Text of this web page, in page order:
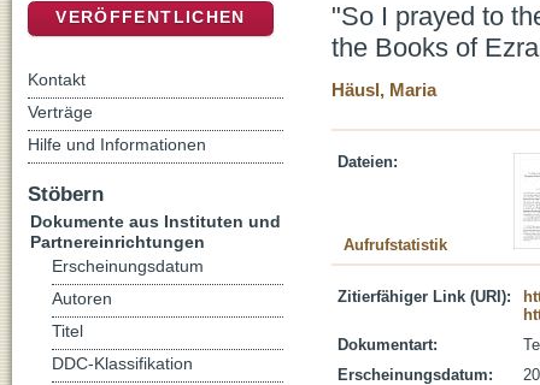
"So I prayed to
the Books of
Häusl, Maria
Dateien:
Aufrufstatistik
Zitierfähiger Link (URI):
Dokumentart:
Erscheinungsdatum:
VERÖFFENTLICHEN
Kontakt
Verträge
Hilfe und Informationen
Stöbern
Dokumente aus Instituten und
Partnereinrichtungen
Erscheinungsdatum
Autoren
Titel
DDC-Klassifikation